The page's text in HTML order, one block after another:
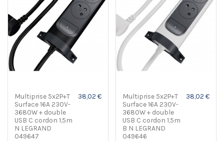
Multiprise 5x2P+T
Surface 16A 230V-
3680W + double
USB C cordon 1,5m
N LEGRAND
049647
38,02 €
Multiprise 5x2P+T
Surface 16A 230V-
3680W + double
USB C cordon 1,5m
B N LEGRAND
049646
38,02 €